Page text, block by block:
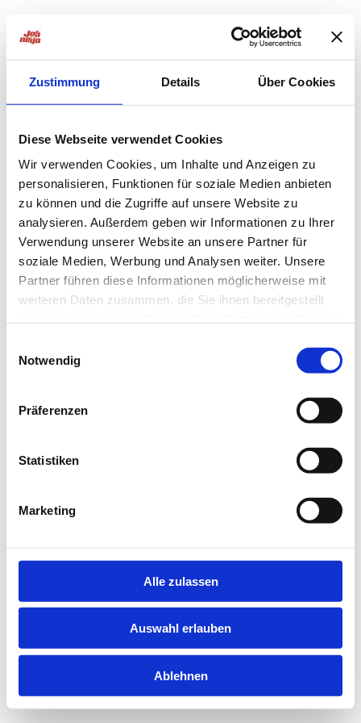
Zustimmung Details Über Cookies
Diese Webseite verwendet Cookies
Wir verwenden Cookies, um Inhalte und Anzeigen zu
personalisieren, Funktionen für soziale Medien anbieten
zu können und die Zugriffe auf unsere Website zu
analysieren. Außerdem geben wir Informationen zu Ihrer
Verwendung unserer Website an unsere Partner für
soziale Medien, Werbung und Analysen weiter. Unsere
Partner führen diese Informationen möglicherweise mit
weiteren Daten zusammen, die Sie ihnen bereitgestellt
Notwendig
Präferenzen
Statistiken
Marketing
Alle zulassen
Auswahl erlauben
Ablehnen
loadingjobninja.com
for more